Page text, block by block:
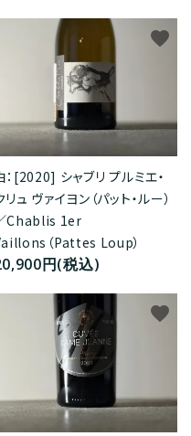
：[2020] シャブリ プルミエ・
リュ ヴァイヨン（パット・ルー）
Chablis 1er
（Pattes Loup）
円(税込)
favorite
favorite